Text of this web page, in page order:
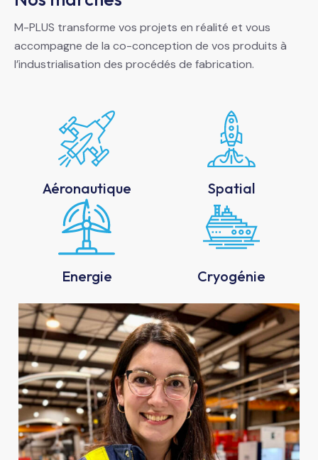
M-PLUS transforme vos projets en réalité et vous
accompagne de la co-conception de vos produits à
l’industrialisation des procédés de fabrication.
Aéronautique Spatial
Energie Cryogénie